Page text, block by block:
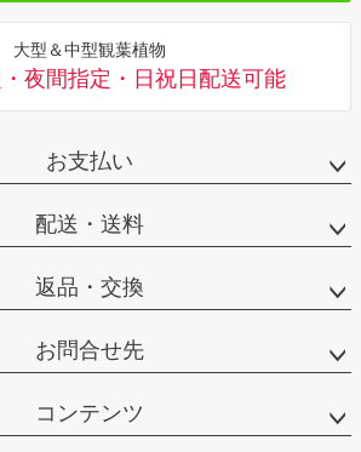
大型＆中型観葉植物
夜間指定・日祝日配送可能
お支払い
配送・送料
返品・交換
お問合せ先
コンテンツ